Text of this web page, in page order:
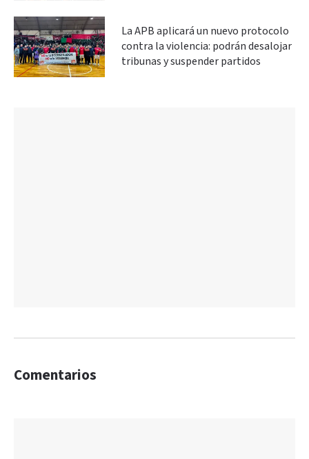
La APB aplicará un nuevo protocolo
contra la violencia: podrán desalojar
tribunas y suspender partidos
Comentarios